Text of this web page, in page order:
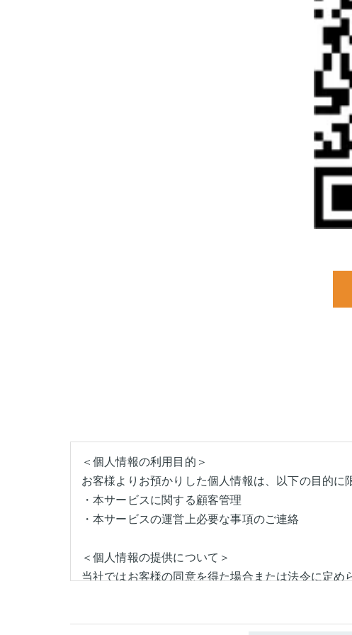
＜個人情報の利用目的＞
お客様よりお預かりした個人情報は、以下の目的に
・本サービスに関する顧客管理
・本サービスの運営上必要な事項のご連絡
＜個人情報の提供について＞
当社ではお客様の同意を得た場合または法令に定め